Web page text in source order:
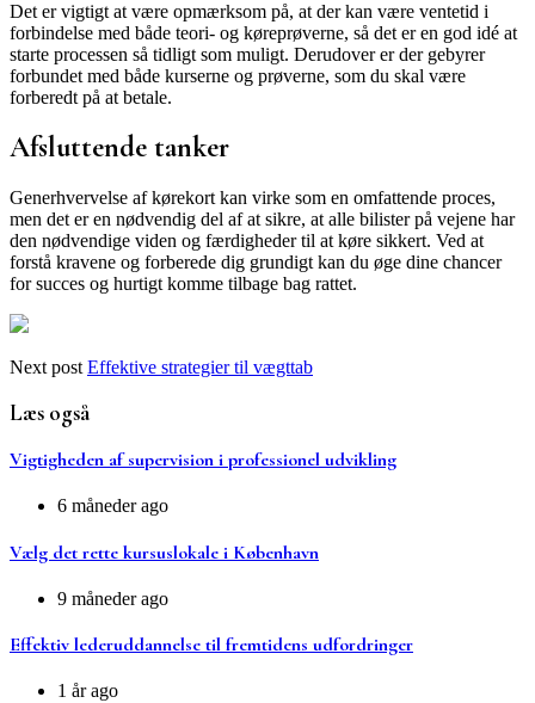
Det er vigtigt at være opmærksom på, at der kan være ventetid i
forbindelse med både teori- og køreprøverne, så det er en god idé at
starte processen så tidligt som muligt. Derudover er der gebyrer
forbundet med både kurserne og prøverne, som du skal være
forberedt på at betale.
Afsluttende tanker
Generhvervelse af kørekort kan virke som en omfattende proces,
men det er en nødvendig del af at sikre, at alle bilister på vejene har
den nødvendige viden og færdigheder til at køre sikkert. Ved at
forstå kravene og forberede dig grundigt kan du øge dine chancer
for succes og hurtigt komme tilbage bag rattet.
Next post Effektive strategier til vægttab
Læs også
Vigtigheden af supervision i professionel udvikling
6 måneder ago
Vælg det rette kursuslokale i København
9 måneder ago
Effektiv lederuddannelse til fremtidens udfordringer
1 år ago